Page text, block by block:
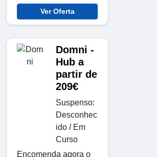
Ver Oferta
Domni -
Hub a
partir de
209€
Suspenso:
Desconhec
ido / Em
Curso
Encomenda agora o